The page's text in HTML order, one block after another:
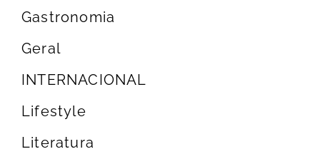
Gastronomia
Geral
INTERNACIONAL
Lifestyle
Literatura